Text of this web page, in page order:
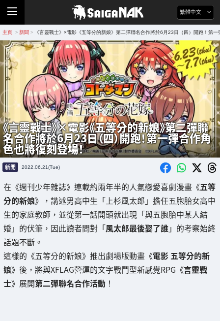
繁體中文
主頁 > 新聞 > 《言靈戰士》×電影《五等分的新娘》第二彈聯名合作將於6月23日（四）開跑！第
《言靈戰士》×電影《五等分的新娘》第二彈聯
名合作將於6月23日（四）開跑！第一彈合作角
色也將復刻登場！
新聞 2022.06.21(Tue)
在《週刊少年雜誌》連載約兩年半的人氣戀愛喜劇漫畫《五等
分的新娘》，講述男高中生「上杉風太郎」擔任五胞胎女高中
生的家庭教師，並從第一話開頭就出現「與五胞胎中某人結
婚」的伏筆，因此讀者間對「風太郎最後娶了誰」的考察始終
話題不斷。
這樣的《五等分的新娘》推出劇場版動畫《電影 五等分的新
娘》後，將與XFLAG營運的文字戰鬥型新感覺RPG《言靈戰
士》展開第二彈聯名合作活動 ！